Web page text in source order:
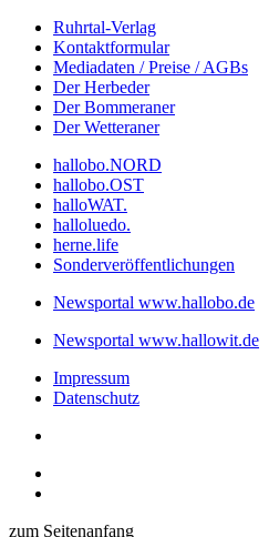
Ruhrtal-Verlag
Kontaktformular
Mediadaten / Preise / AGBs
Der Herbeder
Der Bommeraner
Der Wetteraner
hallobo.NORD
hallobo.OST
halloWAT.
halloluedo.
herne.life
Sonderveröffentlichungen
Newsportal www.hallobo.de
Newsportal www.hallowit.de
Impressum
Datenschutz
zum Seitenanfang